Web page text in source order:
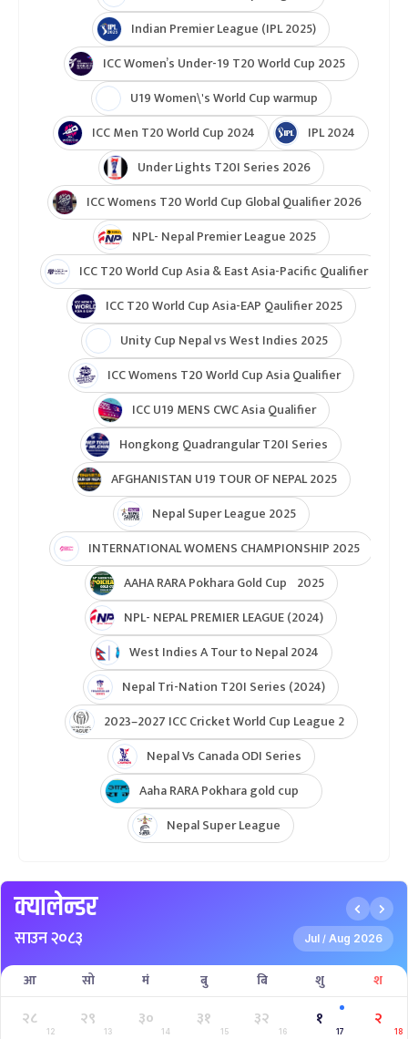
Indian Premier League (IPL 2025)
ICC Women’s Under-19 T20 World Cup 2025
U19 Women\'s World Cup warmup
ICC Men T20 World Cup 2024
IPL 2024
Under Lights T20I Series 2026
ICC Womens T20 World Cup Global Qualifier 2026
NPL- Nepal Premier League 2025
ICC T20 World Cup Asia & East Asia-Pacific Qualifier
ICC T20 World Cup Asia-EAP Qaulifier 2025
Unity Cup Nepal vs West Indies 2025
ICC Womens T20 World Cup Asia Qualifier
ICC U19 MENS CWC Asia Qualifier
Hongkong Quadrangular T20I Series
AFGHANISTAN U19 TOUR OF NEPAL 2025
Nepal Super League 2025
INTERNATIONAL WOMENS CHAMPIONSHIP 2025
AAHA RARA Pokhara Gold Cup 2025
NPL- NEPAL PREMIER LEAGUE (2024)
West Indies A Tour to Nepal 2024
Nepal Tri-Nation T20I Series (2024)
2023–2027 ICC Cricket World Cup League 2
Nepal Vs Canada ODI Series
Aaha RARA Pokhara gold cup
Nepal Super League
क्यालेन्डर
साउन २०८३ Jul / Aug 2026
आ सो मं बु बि शु श
२८
12
२९
13
३०
14
३१
15
३२
16
१
17
२
18